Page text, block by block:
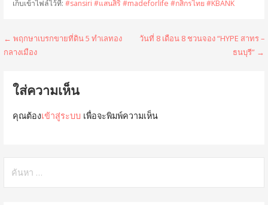
เก็บเข้าไฟล์ไว้ที่: #sansiri #แสนสิริ #madeforlife #กสิกรไทย #KBANK
แนะแนว
← พฤกษาเบรกขายที่ดิน 5 ทำเลทอง
กลางเมือง
วันที่ 8 เดือน 8 ชวนจอง “HYPE สาทร –
ธนบุรี” →
ใส่ความเห็น
คุณต้องเข้าสู่ระบบ เพื่อจะพิมพ์ความเห็น
สำหรับ: